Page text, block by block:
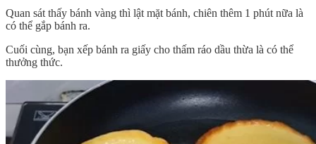
Quan sát thấy bánh vàng thì lật mặt bánh, chiên thêm 1 phút nữa là
có thể gắp bánh ra.
Cuối cùng, bạn xếp bánh ra giấy cho thấm ráo dầu thừa là có thể
thưởng thức.